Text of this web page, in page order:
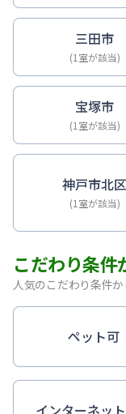
三田市
(1室が該当)
宝塚市
(1室が該当)
神戸市北区
(1室が該当)
こだわり条件
人気のこだわり条件
ペット可
インターネッ